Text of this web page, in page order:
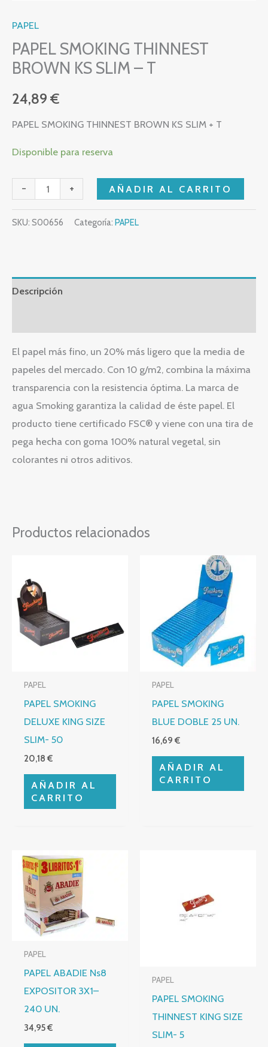
PAPEL
PAPEL SMOKING THINNEST
BROWN KS SLIM – T
24,89 €
PAPEL SMOKING THINNEST BROWN KS SLIM + T
Disponible para reserva
- + AÑADIR AL CARRITO
SKU: S00656 Categoría: PAPEL
Descripción
El papel más fino, un 20% más ligero que la media de
papeles del mercado. Con 10 g/m2, combina la máxima
transparencia con la resistencia óptima. La marca de
agua Smoking garantiza la calidad de éste papel. El
producto tiene certificado FSC® y viene con una tira de
pega hecha con goma 100% natural vegetal, sin
colorantes ni otros aditivos.
Productos relacionados
PAPEL
PAPEL SMOKING
DELUXE KING SIZE
SLIM- 50
20,18€
AÑADIR AL
CARRITO
PAPEL
PAPEL SMOKING
BLUE DOBLE 25 UN.
16,69€
AÑADIR AL
CARRITO
PAPEL
PAPEL ABADIE Ns8
EXPOSITOR 3X1–
240 UN.
34,95€
PAPEL
PAPEL SMOKING
THINNEST KING SIZE
SLIM- 5